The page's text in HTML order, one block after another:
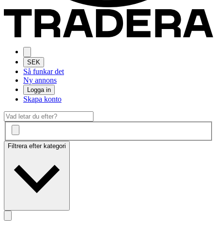
SEK
Så funkar det
Ny annons
Logga in
Skapa konto
Filtrera efter kategori